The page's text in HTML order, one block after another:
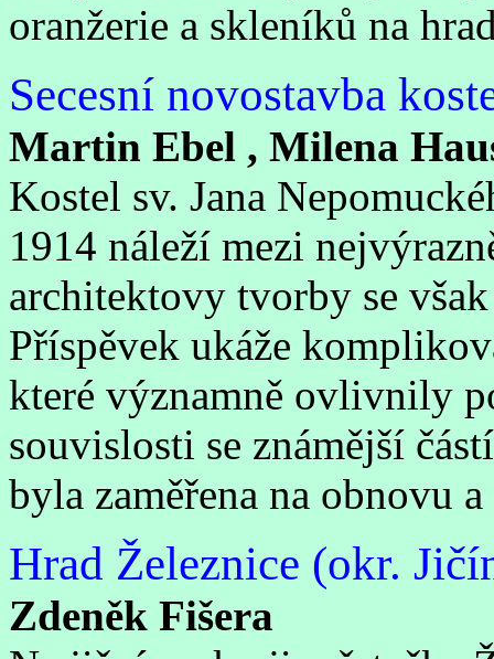
oranžerie a skleníků na
Secesní novostavba
Martin Ebel , Milena
Kostel sv. Jana
1914 náleží mezi
architektovy tvorby se
Příspěvek ukáže
které významně ovlivnily
souvislosti se známější
byla zaměřena na obnovu
Hrad Železnice (okr.
Zdeněk Fišera